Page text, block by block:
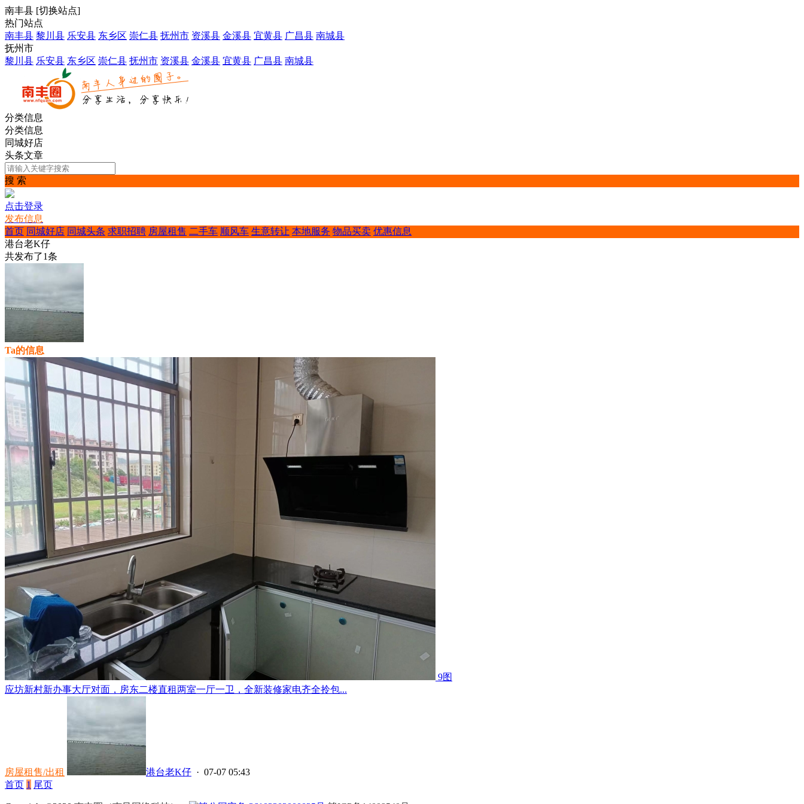
南丰县 [切换站点]
热门站点
南丰县 黎川县 乐安县 东乡区 崇仁县 抚州市 资溪县 金溪县 宜黄县 广昌县 南城县
抚州市
黎川县 乐安县 东乡区 崇仁县 抚州市 资溪县 金溪县 宜黄县 广昌县 南城县
分类信息
分类信息
同城好店
头条文章
搜 索
点击登录
发布信息
首页 同城好店 同城头条 求职招聘 房屋租售 二手车 顺风车 生意转让 本地服务 物品买卖 优惠信息
港台老K仔
共发布了1条
Ta的信息
9图
应坊新村新办事大厅对面，房东二楼直租两室一厅一卫，全新装修家电齐全拎包...
房屋租售/出租 港台老K仔 · 07-07 05:43
首页 1 尾页